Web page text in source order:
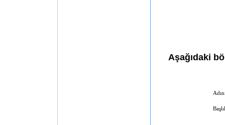
Aşağıdaki